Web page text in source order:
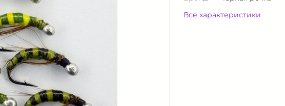
Все характеристики